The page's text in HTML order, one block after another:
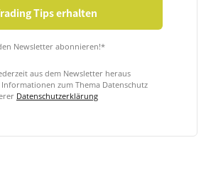
Newsletter abonnieren!*
aus dem Newsletter heraus
zum Thema Datenschutz
Datenschutzerklärung